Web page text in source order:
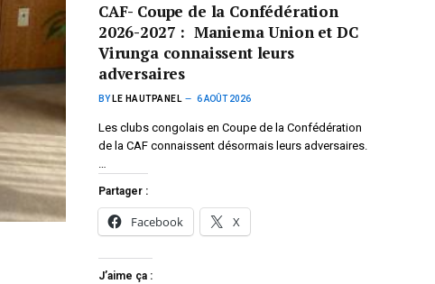
CAF- Coupe de la Confédération
2026-2027 : Maniema Union et DC
Virunga connaissent leurs
adversaires
BY LE HAUTPANEL 6 AOÛT 2026
Les clubs congolais en Coupe de la Confédération
de la CAF connaissent désormais leurs adversaires.
…
Partager :
Facebook X
J’aime ça :